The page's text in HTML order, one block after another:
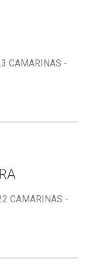
CAMARINAS -
CAMARINAS -